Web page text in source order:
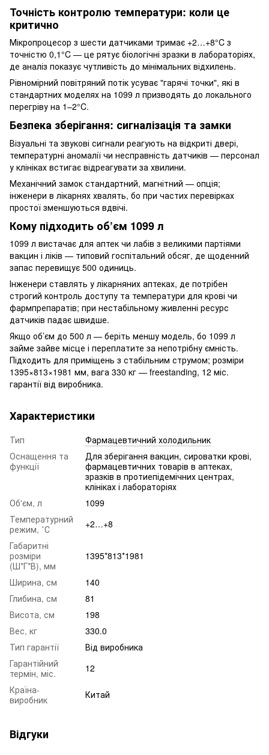
Точність контролю температури: коли це
критично
Мікропроцесор з шести датчиками тримає +2…+8°C з
точністю 0,1°C — це рятує біологічні зразки в лабораторіях,
де аналіз показує чутливість до мінімальних відхилень.
Рівномірний повітряний потік усуває "гарячі точки", які в
стандартних моделях на 1099 л призводять до локального
перегріву на 1–2°C.
Безпека зберігання: сигналізація та замки
Візуальні та звукові сигнали реагують на відкриті двері,
температурні аномалії чи несправність датчиків — персонал
у клініках встигає відреагувати за хвилини.
Механічний замок стандартний, магнітний — опція;
інженери в лікарнях хвалять, бо при частих перевірках
простої зменшуються вдвічі.
Кому підходить об’єм 1099 л
1099 л вистачає для аптек чи лабів з великими партіями
вакцин і ліків — типовий госпітальний обсяг, де щоденний
запас перевищує 500 одиниць.
Інженери ставлять у лікарняних аптеках, де потрібен
строгий контроль доступу та температури для крові чи
фармпрепаратів; при нестабільному живленні ресурс
датчиків падає швидше.
Якщо об’єм до 500 л — беріть меншу модель, бо 1099 л
займе зайве місце і переплатите за непотрібну ємність.
Підходить для приміщень з стабільним струмом; розміри
1395×813×1981 мм, вага 330 кг — freestanding, 12 міс.
гарантії від виробника.
Характеристики
Тип
Фармацевтичний холодильник
Оснащення та
функції
Для зберігання вакцин, сироватки крові,
фармацевтичних товарів в аптеках,
зразків в протиепідемічних центрах,
клініках і лабораторіях
Об'єм, л
1099
Температурний
режим, ˚С
+2…+8
Габаритні
розміри
(Ш*Г*В), мм
1395*813*1981
Ширина, см
140
Глибина, см
81
Висота, см
198
Вес, кг
330.0
Тип гарантії
Від виробника
Гарантійний
термін, міс.
12
Країна-
виробник
Китай
Відгуки